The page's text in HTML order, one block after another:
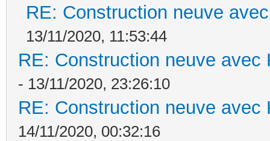
RE: Construction neuve
13/11/2020, 11:53:44
RE: Construction neuve avec
- 13/11/2020, 23:26:10
RE: Construction neuve avec
14/11/2020, 00:32:16